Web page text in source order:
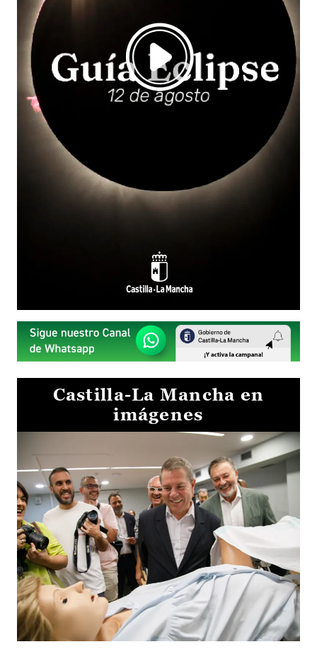
Castilla-La Mancha en
imágenes